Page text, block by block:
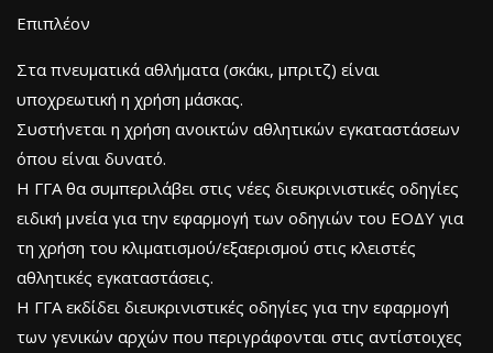
Επιπλέον
Στα πνευματικά αθλήματα (σκάκι, μπριτζ) είναι
υποχρεωτική η χρήση μάσκας.
Συστήνεται η χρήση ανοικτών αθλητικών εγκαταστάσεων
όπου είναι δυνατό.
Η ΓΓΑ θα συμπεριλάβει στις νέες διευκρινιστικές οδηγίες
ειδική μνεία για την εφαρμογή των οδηγιών του ΕΟΔΥ για
τη χρήση του κλιματισμού/εξαερισμού στις κλειστές
αθλητικές εγκαταστάσεις.
Η ΓΓΑ εκδίδει διευκρινιστικές οδηγίες για την εφαρμογή
των γενικών αρχών που περιγράφονται στις αντίστοιχες